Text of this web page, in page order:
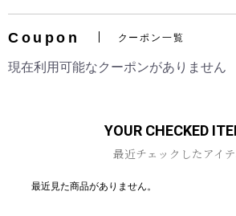
お買い物を続ける カー
Coupon クーポン一覧
現在利用可能なクーポンがありません
YOUR CHECKED
最近チェックしたアイテ
最近見た商品がありません。